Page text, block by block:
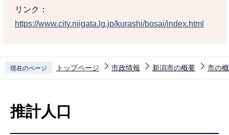
リンク：
https://www.city.niigata.lg.jp/kurashi/bosai/index.html
現在のページ トップページ 市政情報 新潟市の概要 市の
推計人口